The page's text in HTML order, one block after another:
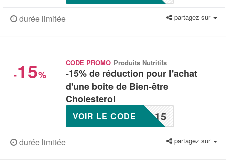
durée limitée partagez sur
-15%
CODE PROMO Produits Nutritifs
-15% de réduction pour l'achat
d'une boite de Bien-être
Cholesterol
L15
VOIR LE CODE
durée limitée partagez sur